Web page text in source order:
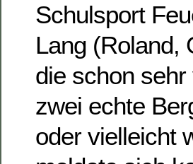
Schulsport
Lang (Roland,
die schon
zwei echte
oder vielleicht